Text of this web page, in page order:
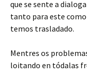
que se sente a
tanto para este
temos trasladado.
Mentres os
loitando en tódalas